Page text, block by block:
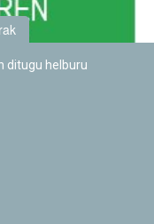
ditugu helburu